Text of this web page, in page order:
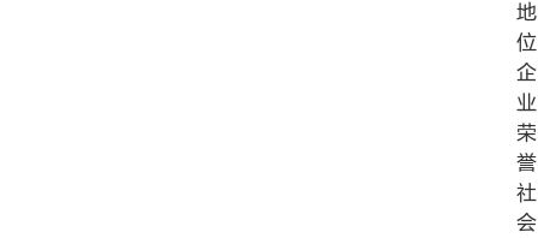
地
位
企
业
荣
誉
社
会